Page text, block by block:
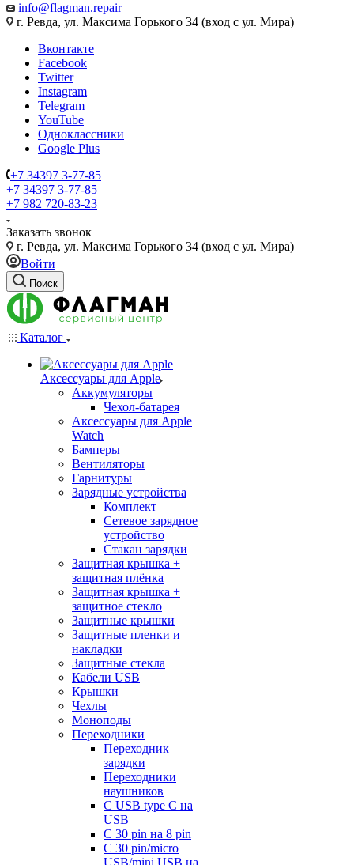
info@flagman.repair
г. Ревда, ул. Максима Горького 34 (вход с ул. Мира)
Вконтакте
Facebook
Twitter
Instagram
Telegram
YouTube
Одноклассники
Google Plus
+7 34397 3-77-85
+7 34397 3-77-85
+7 982 720-83-23
Заказать звонок
г. Ревда, ул. Максима Горького 34 (вход с ул. Мира)
Войти
Поиск
Каталог
Аксессуары для Apple
Аккумуляторы
Чехол-батарея
Аксессуары для Apple
Watch
Бамперы
Вентиляторы
Гарнитуры
Зарядные устройства
Комплект
Сетевое зарядное
устройство
Стакан зарядки
Защитная крышка +
защитная плёнка
Защитная крышка +
защитное стекло
Защитные крышки
Защитные пленки и
накладки
Защитные стекла
Кабели USB
Крышки
Чехлы
Моноподы
Переходники
Переходник
зарядки
Переходники
наушников
С USB type C на
USB
С 30 pin на 8 pin
С 30 pin/micro
USB/mini USB на